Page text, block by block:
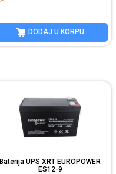
DODAJ U KORPU
Baterija UPS XRT EUROPOWER
ES12-9